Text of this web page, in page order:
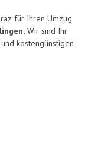
für Ihren Umzug
Wir sind Ihr
kostengünstigen